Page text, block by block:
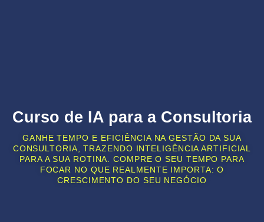
Curso de IA para a Consultoria
GANHE TEMPO E EFICIÊNCIA NA GESTÃO DA SUA
CONSULTORIA, TRAZENDO INTELIGÊNCIA ARTIFICIAL
PARA A SUA ROTINA. COMPRE O SEU TEMPO PARA
FOCAR NO QUE REALMENTE IMPORTA: O
CRESCIMENTO DO SEU NEGÓCIO